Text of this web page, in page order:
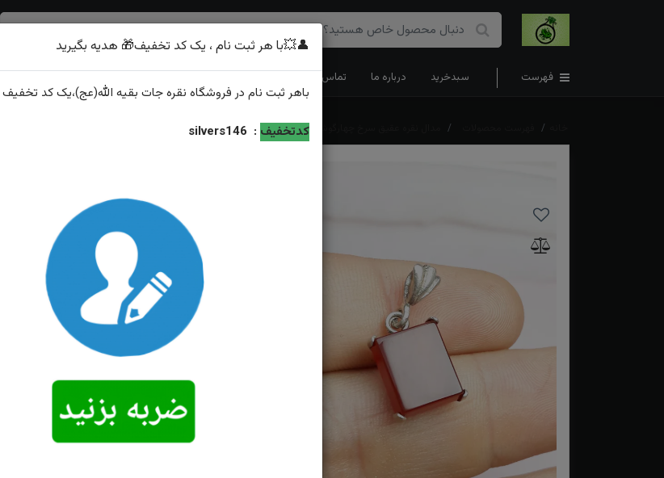
فهرست سبدخرید درباره ما تماس با ما
ویژگی‌های محصول
نگین: عقیق
ویژگی: ارسال رایگان همراه با هدیه زعفران قائنات از طرف گا...
امکان پرداخت
در محل
👤💥با هر ثبت نام ، یک کد تخفیف🎁 هدیه بگیرید
باهر ثبت نام در فروشگاه نقره جات بقیه الله(عج)،یک کد تخفیف
کدتخفیف :
silvers146